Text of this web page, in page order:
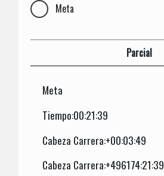
Meta
Parcial
Meta
Tiempo:00:21:39
Cabeza Carrera:+00:03:49
Cabeza Carrera:+496174:21:39